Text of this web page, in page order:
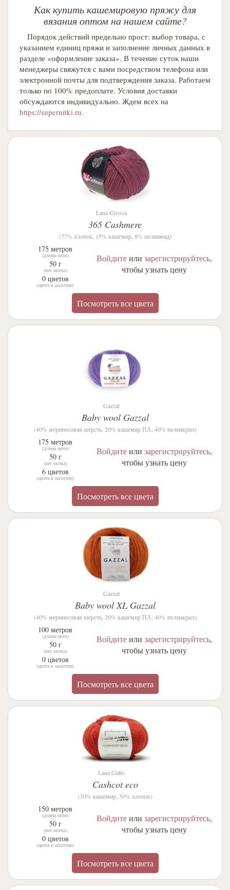
Как купить кашемировую пряжу для
вязания оптом на нашем сайте?
Порядок действий предельно прост: выбор товара, с
указанием единиц пряжи и заполнение личных данных в
разделе «оформление заказа». В течение суток наши
менеджеры свяжутся с вами посредством телефона или
электронной почты для подтверждения заказа. Работаем
только по 100% предоплате. Условия доставки
обсуждаются индивидуально. Ждем всех на
https://supernitki.ru.
Lana Grossa
365 Cashmere
(77% хлопок, 15% кашемир, 8% полиамид)
175 метров
(длина нити)
50 г
(вес мотка)
0 цветов
(цвета в наличии)
Войдитеили зарегистрируйтесь,
чтобы узнать цену
Посмотреть все цвета
Gazzal
Baby wool Gazzal
(40% мериносовая шерсть, 20% кашемир ПА, 40% полиакрил)
175 метров
(длина нити)
50 г
(вес мотка)
6 цветов
(цвета в наличии)
Войдитеили зарегистрируйтесь,
чтобы узнать цену
Посмотреть все цвета
Gazzal
Baby wool XL Gazzal
(40% мериносовая шерсть, 20% кашемир ПА, 40% полиакрил)
100 метров
(длина нити)
50 г
(вес мотка)
0 цветов
(цвета в наличии)
Войдитеили зарегистрируйтесь,
чтобы узнать цену
Посмотреть все цвета
Lana Gatto
Cashcot eco
(50% кашемир, 50% хлопок)
150 метров
(длина нити)
50 г
(вес мотка)
0 цветов
(цвета в наличии)
Войдитеили зарегистрируйтесь,
чтобы узнать цену
Посмотреть все цвета